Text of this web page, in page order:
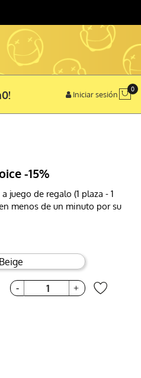
Iniciar sesión
0
-15%
juego de regalo (1 plaza - 1
menos de un minuto por su